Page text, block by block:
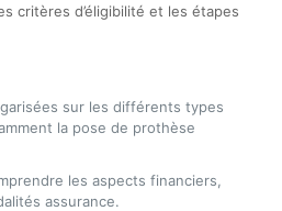
critères d’éligibilité et les étapes
sur les différents types
la pose de prothèse
les aspects financiers,
assurance.